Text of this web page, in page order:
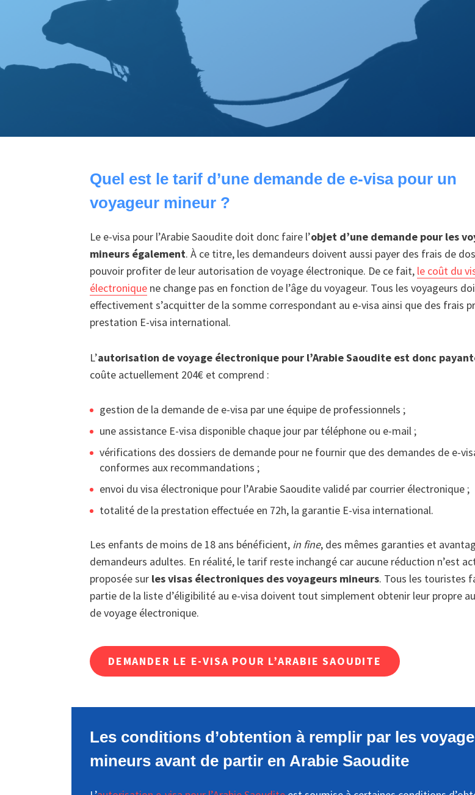
Quel est le tarif d’une demande de e-visa pour un
voyageur mineur ?
Le e-visa pour l’Arabie Saoudite doit donc faire l’objet d’une demande pour les
mineurs également. À ce titre, les demandeurs doivent aussi payer des frais de
pouvoir profiter de leur autorisation de voyage électronique. De ce fait, le coût du
électronique ne change pas en fonction de l’âge du voyageur. Tous les voyageurs
effectivement s’acquitter de la somme correspondant au e-visa ainsi que des frais
prestation E-visa international.
L’autorisation de voyage électronique pour l’Arabie Saoudite est donc
coûte actuellement 204€ et comprend :
gestion de la demande de e-visa par une équipe de professionnels ;
une assistance E-visa disponible chaque jour par téléphone ou e-mail ;
vérifications des dossiers de demande pour ne fournir que des demandes de e-
conformes aux recommandations ;
envoi du visa électronique pour l’Arabie Saoudite validé par courrier électronique ;
totalité de la prestation effectuée en 72h, la garantie E-visa international.
Les enfants de moins de 18 ans bénéficient, in fine, des mêmes garanties et
demandeurs adultes. En réalité, le tarif reste inchangé car aucune réduction n’est
proposée sur les visas électroniques des voyageurs mineurs. Tous les touristes
partie de la liste d’éligibilité au e-visa doivent tout simplement obtenir leur propre
de voyage électronique.
DEMANDER LE E-VISA POUR L’ARABIE SAOUDITE
Les conditions d’obtention à remplir par les
mineurs avant de partir en Arabie Saoudite